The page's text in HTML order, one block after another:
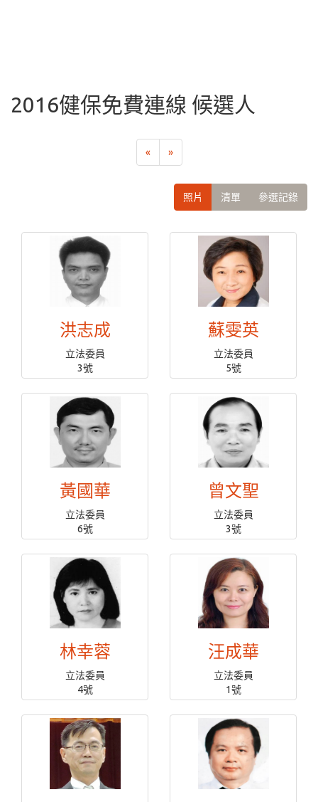
2016健保免費連線 候選人
« »
照片 清單 參選記錄
洪志成
立法委員
3號
蘇雯英
立法委員
5號
黃國華
立法委員
6號
曾文聖
立法委員
3號
林幸蓉
立法委員
4號
汪成華
立法委員
1號